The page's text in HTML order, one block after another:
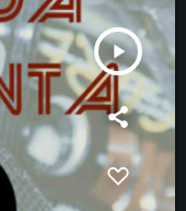
play_arrow